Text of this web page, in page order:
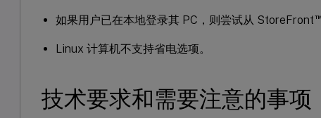
如果用户已在本地登录其 PC，则尝试从 StoreFront™
Linux 计算机不支持省电选项。
技术要求和需要注意的事项